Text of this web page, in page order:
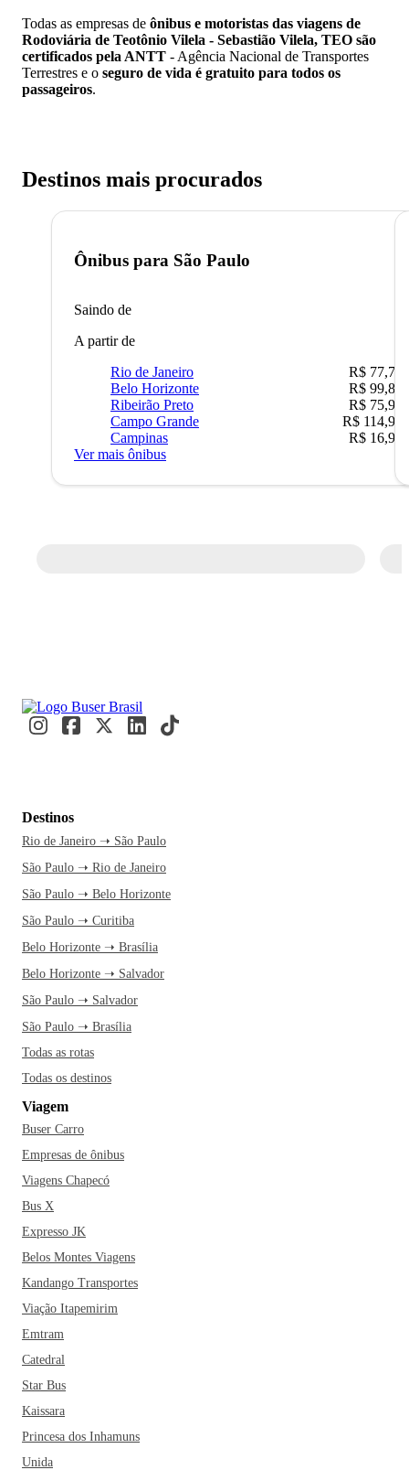
Todas as empresas de ônibus e motoristas das viagens de
Rodoviária de Teotônio Vilela - Sebastião Vilela, TEO são
certificados pela ANTT - Agência Nacional de Transportes
Terrestres e o seguro de vida é gratuito para todos os
passageiros.
Destinos mais procurados
Ônibus para São Paulo
Saindo de
A partir de
Rio de Janeiro
R$ 77,70
Belo Horizonte
R$ 99,89
Ribeirão Preto
R$ 75,90
Campo Grande
R$ 114,90
Campinas
R$ 16,90
Ver mais ônibus
Destinos
Rio de Janeiro ➝ São Paulo
São Paulo ➝ Rio de Janeiro
São Paulo ➝ Belo Horizonte
São Paulo ➝ Curitiba
Belo Horizonte ➝ Brasília
Belo Horizonte ➝ Salvador
São Paulo ➝ Salvador
São Paulo ➝ Brasília
Todas as rotas
Todas os destinos
Viagem
Buser Carro
Empresas de ônibus
Viagens Chapecó
Bus X
Expresso JK
Belos Montes Viagens
Kandango Transportes
Viação Itapemirim
Emtram
Catedral
Star Bus
Kaissara
Princesa dos Inhamuns
Unida